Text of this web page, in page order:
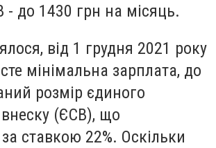
- до 1430 грн на місяць.
від 1 грудня 2021 року
мінімальна зарплата, до
розмір єдиного
внеску (ЄСВ), що
ставкою 22%. Оскільки